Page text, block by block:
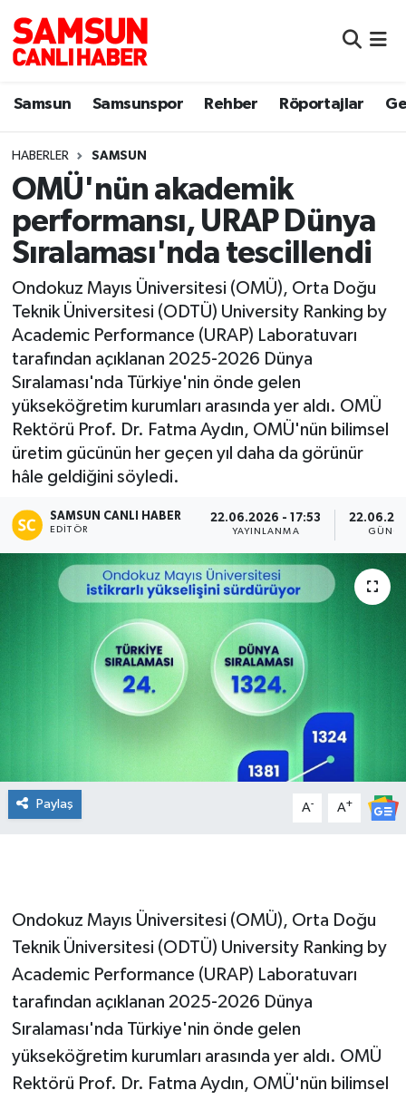
Samsun Samsunspor Rehber Röportajlar
HABERLER SAMSUN
OMÜ'nün akademik
performansı, URAP Dünya
Sıralaması'nda tescillendi
Ondokuz Mayıs Üniversitesi (OMÜ), Orta Doğu
Teknik Üniversitesi (ODTÜ) University Ranking by
Academic Performance (URAP) Laboratuvarı
tarafından açıklanan 2025-2026 Dünya
Sıralaması'nda Türkiye'nin önde gelen
yükseköğretim kurumları arasında yer aldı. OMÜ
Rektörü Prof. Dr. Fatma Aydın, OMÜ'nün bilimsel
üretim gücünün her geçen yıl daha da görünür
hâle geldiğini söyledi.
SAMSUN CANLI HABER
EDITÖR
22.06.2026 - 17:53
YAYINLANMA
Paylaş A- A+
Ondokuz Mayıs Üniversitesi (OMÜ), Orta Doğu
Teknik Üniversitesi (ODTÜ) University Ranking by
Academic Performance (URAP) Laboratuvarı
tarafından açıklanan 2025-2026 Dünya
Sıralaması'nda Türkiye'nin önde gelen
yükseköğretim kurumları arasında yer aldı. OMÜ
Rektörü Prof. Dr. Fatma Aydın, OMÜ'nün bilimsel
Samsun
Sokak Röportajları
Genel
Dünya
Eğitim
Sağlık
Yemek
Manşet Haberi
Samsun Nöbetçi Eczaneler
Samsun Hava Durumu
Samsun Namaz Vakitleri
Samsun Trafik Yoğunluk Haritası
Süper Lig Puan Durumu ve Fikstür
Tüm Manşetler
Son Dakika Haberleri
Haber Arşivi